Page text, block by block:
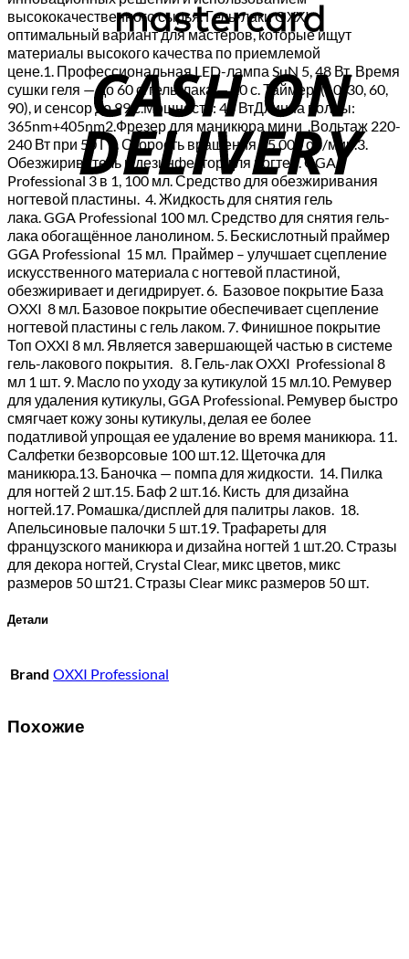
высококачественного сырья. Гель-лаки OXXI
оптимальный вариант для мастеров, которые ищут
материалы высокого качества по приемлемой
цене.1. Профессиональная LED-лампа SuN 5, 48 Вт. Время
сушки геля — до 60 с. гель-лака — 10 с. Таймер: (10, 30, 60,
90), и сенсор до 99 с.Мощность: 48 ВтДлинна волны:
365nm+405nm2.Фрезер для маникюра мини .Вольтаж 220-
240 Вт при 50 Гц. Скорость вращения 15 000 об/мин.3.
Обезжириватель и дезинфектор для ногтей. GGA
Professional 3 в 1, 100 мл. Средство для обезжиривания
ногтевой пластины. 4. Жидкость для снятия гель
лака. GGA Professional 100 мл. Средство для снятия гель-
лака обогащённое ланолином. 5. Бескислотный праймер
GGA Professional 15 мл. Праймер – улучшает сцепление
искусственного материала с ногтевой пластиной,
обезжиривает и дегидрирует. 6. Базовое покрытие База
OXXI 8 мл. Базовое покрытие обеспечивает сцепление
ногтевой пластины с гель лаком. 7. Финишное покрытие
Топ OXXI 8 мл. Является завершающей частью в системе
гель-лакового покрытия. 8. Гель-лак OXXI Professional 8
мл 1 шт. 9. Масло по уходу за кутикулой 15 мл.10. Ремувер
для удаления кутикулы, GGA Professional. Ремувер быстро
смягчает кожу зоны кутикулы, делая ее более
податливой упрощая ее удаление во время маникюра. 11.
Салфетки безворсовые 100 шт.12. Щеточка для
маникюра.13. Баночка — помпа для жидкости. 14. Пилка
для ногтей 2 шт.15. Баф 2 шт.16. Кисть для дизайна
ногтей.17. Ромашка/дисплей для палитры лаков. 18.
Апельсиновые палочки 5 шт.19. Трафареты для
французского маникюра и дизайна ногтей 1 шт.20. Стразы
для декора ногтей, Crystal Clear, микс цветов, микс
размеров 50 шт21. Стразы Clear микс размеров 50 шт.
Детали
Brand OXXI Professional
Похожие